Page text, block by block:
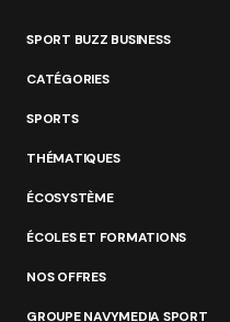
SPORT BUZZ BUSINESS
CATÉGORIES
SPORTS
THÉMATIQUES
ÉCOSYSTÈME
ÉCOLES ET FORMATIONS
NOS OFFRES
GROUPE NAVYMEDIA SPORT